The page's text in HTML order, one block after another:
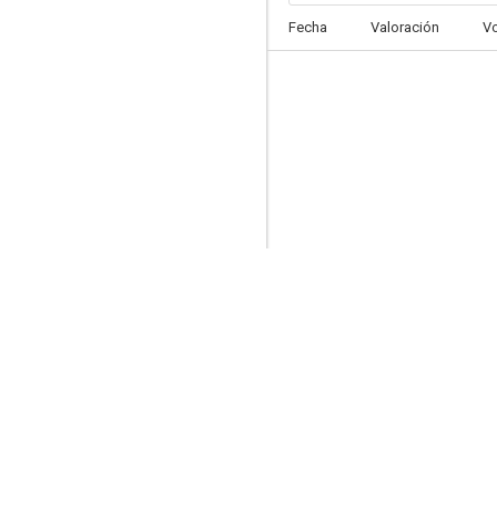
Fecha Valoración